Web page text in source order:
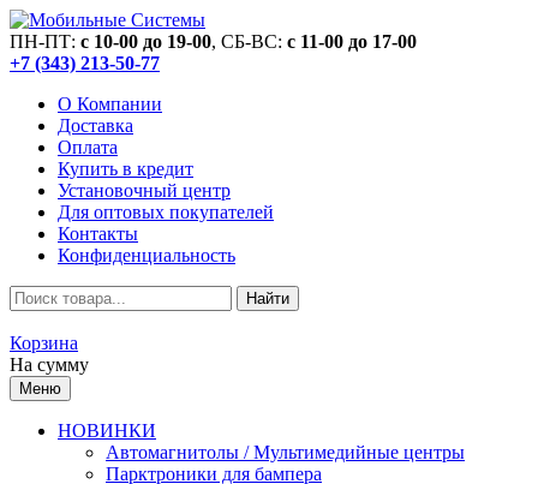
ПН-ПТ: c 10-00 до 19-00, СБ-ВС: c 11-00 до 17-00
+7 (343) 213-50-77
О Компании
Доставка
Оплата
Купить в кредит
Установочный центр
Для оптовых покупателей
Контакты
Конфиденциальность
Найти
Корзина
На сумму
Меню
НОВИНКИ
Автомагнитолы / Мультимедийные центры
Парктроники для бампера